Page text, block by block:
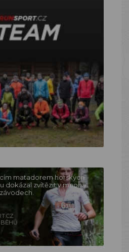
matadorem horských
dokázal zvítězit v mnoha
BĚHŮ